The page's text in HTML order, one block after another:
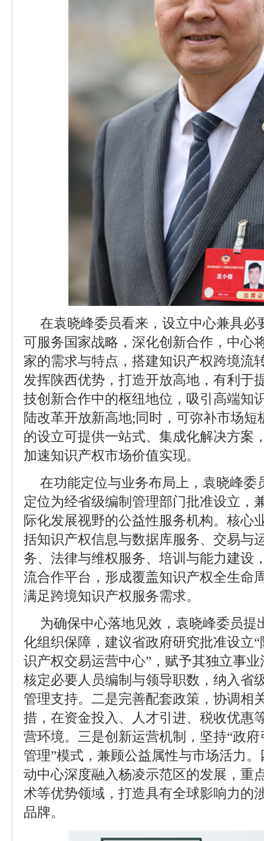
在袁晓峰委员看来，设立中心兼具必
可服务国家战略，深化创新合作，中心
家的需求与特点，搭建知识产权跨境流
发挥陕西优势，打造开放高地，有利于
技创新合作中的枢纽地位，吸引高端知
陆改革开放新高地;同时，可弥补市场
的设立可提供一站式、集成化解决方案
加速知识产权市场价值实现。
在功能定位与业务布局上，袁晓峰委
定位为经省级编制管理部门批准设立，
际化发展视野的公益性服务机构。核心
括知识产权信息与数据库服务、交易与
务、法律与维权服务、培训与能力建设
流合作平台，形成覆盖知识产权全生命
满足跨境知识产权服务需求。
为确保中心落地见效，袁晓峰委员提
化组织保障，建议省政府研究批准设立“
识产权交易运营中心”，赋予其独立事
核定必要人员编制与领导职数，纳入省
管理支持。二是完善配套政策，协调相
措，在资金投入、人才引进、税收优惠
营环境。三是创新运营机制，坚持“政
管理”模式，兼顾公益属性与市场活力
动中心深度融入杨凌示范区的发展，重
术等优势领域，打造具有全球影响力的
品牌。